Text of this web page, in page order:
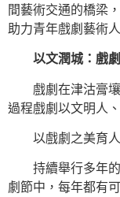
間藝術交通的橋梁
助力青年戲劇藝術
以文潤城：戲
戲劇在津沽膏
過程戲劇以文明人
以戲劇之美育
持續舉行多年
劇節中，每年都有